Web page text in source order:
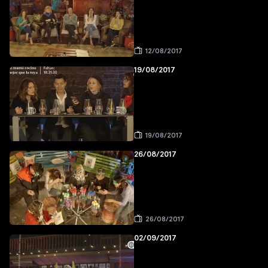
12/08/2017
19/08/2017
19/08/2017
26/08/2017
26/08/2017
02/09/2017